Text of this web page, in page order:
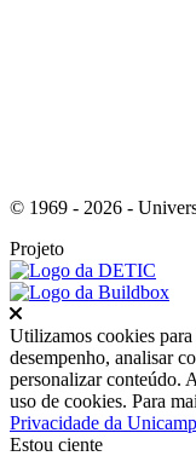
© 1969 - 2026 -
Projeto
Fechar
Utilizamos cookies
desempenho, analisar
personalizar conteúdo.
uso de cookies. Para
Privacidade da Unicamp
Estou ciente